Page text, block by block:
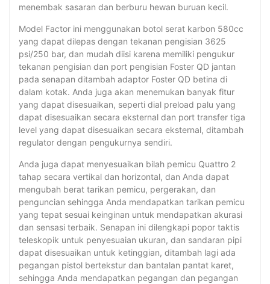
menembak sasaran dan berburu hewan buruan kecil.
Model Factor ini menggunakan botol serat karbon 580cc
yang dapat dilepas dengan tekanan pengisian 3625
psi/250 bar, dan mudah diisi karena memiliki pengukur
tekanan pengisian dan port pengisian Foster QD jantan
pada senapan ditambah adaptor Foster QD betina di
dalam kotak. Anda juga akan menemukan banyak fitur
yang dapat disesuaikan, seperti dial preload palu yang
dapat disesuaikan secara eksternal dan port transfer tiga
level yang dapat disesuaikan secara eksternal, ditambah
regulator dengan pengukurnya sendiri.
Anda juga dapat menyesuaikan bilah pemicu Quattro 2
tahap secara vertikal dan horizontal, dan Anda dapat
mengubah berat tarikan pemicu, pergerakan, dan
penguncian sehingga Anda mendapatkan tarikan pemicu
yang tepat sesuai keinginan untuk mendapatkan akurasi
dan sensasi terbaik. Senapan ini dilengkapi popor taktis
teleskopik untuk penyesuaian ukuran, dan sandaran pipi
dapat disesuaikan untuk ketinggian, ditambah lagi ada
pegangan pistol bertekstur dan bantalan pantat karet,
sehingga Anda mendapatkan pegangan dan pegangan